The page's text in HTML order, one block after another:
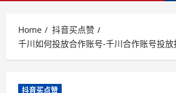
Home
抖音买点赞
千川如何投放合作账号-千川合作账号投放
抖音买点赞